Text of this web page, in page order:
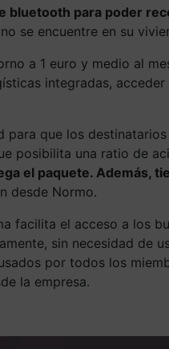
bluetooth para poder
se encuentre en su
a 1 euro y medio al
integradas,
que los
posibilita una ratio de
el paquete. Además,
desde Normo.
facilita el acceso a los
sin necesidad de
por todos los
la empresa.